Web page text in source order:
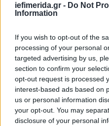
iefimerida.gr - Do Not
Information
If you wish to opt-out of the
processing of your personal
targeted advertising by us,
section to confirm your
opt-out request is processed
interest-based ads based on
us or personal information
your opt-out. You may
disclosure of your personal